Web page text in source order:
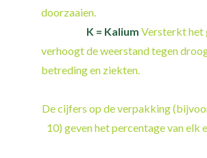
doorzaaien.
K = Kalium Versterkt het
verhoogt de weerstand tegen
betreding en ziekten.
De cijfers op de verpakking
10) geven het percentage van elk